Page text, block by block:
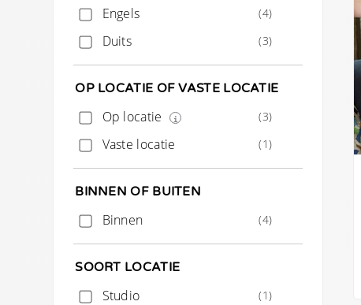
Engels (4)
Duits (3)
OP LOCATIE OF VASTE LOCATIE
Op locatie (3)
Vaste locatie (1)
BINNEN OF BUITEN
Binnen (4)
SOORT LOCATIE
Studio (1)